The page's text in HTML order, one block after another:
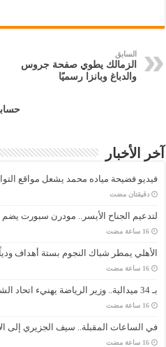
السابق
الزمالك يطوي صفحة جروس
والدباغ وبانزا رسميًا
آخر الأخبار
فيديو فضيحة مياده محمد يشعل مواقع
‏دقيقتان مضت
لتدعيم الجناح الأيسر.. مودرن سبورت يضم
‏16 ساعة مضت
الأهلي يمطر شباك النجوم بستة أهداف
‏16 ساعة مضت
بـ 34 ميدالية.. وزير الرياضة يهنيء اتحاد الشطرنج بتصدر البطولة العربية
‏16 ساعة مضت
في الساعات المقبلة.. سيف الجزيري إلى
‏16 ساعة مضت